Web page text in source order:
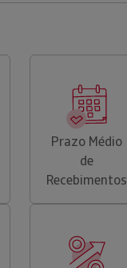
Prazo Médio
de
Recebimentos